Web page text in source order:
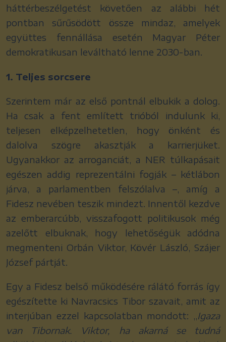
háttérbeszélgetést követően az alábbi hét
pontban sűrűsödött össze mindaz, amelyek
együttes fennállása esetén Magyar Péter
demokratikusan leváltható lenne 2030-ban.
1. Teljes sorcsere
Szerintem már az első pontnál elbukik a dolog.
Ha csak a fent említett trióból indulunk ki,
teljesen elképzelhetetlen, hogy önként és
dalolva szögre akasztják a karrierjüket.
Ugyanakkor az arroganciát, a NER túlkapásait
egészen addig reprezentálni fogják – kétlábon
járva, a parlamentben felszólalva –, amíg a
Fidesz nevében teszik mindezt. Innentől kezdve
az emberarcúbb, visszafogott politikusok még
azelőtt elbuknak, hogy lehetőségük adódna
megmenteni Orbán Viktor, Kövér László, Szájer
József pártját.
Egy a Fidesz belső működésére rálátó forrás így
egészítette ki Navracsics Tibor szavait, amit az
interjúban ezzel kapcsolatban mondott: „Igaza
van Tibornak. Viktor, ha akarná se tudná